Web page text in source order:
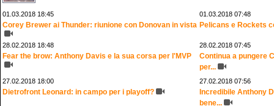
01.03.2018 18:45
Corey Brewer ai Thunder: riunione con Donovan in vista
01.03.2018 07:48
Pelicans e Rockets
28.02.2018 18:48
Fear the brow: Anthony Davis e la sua corsa per l'MVP
28.02.2018 07:45
Continua a pungere
per...
27.02.2018 18:00
Dietrofront Leonard: in campo per i playoff?
27.02.2018 07:56
Incredibile Anthony
bene...